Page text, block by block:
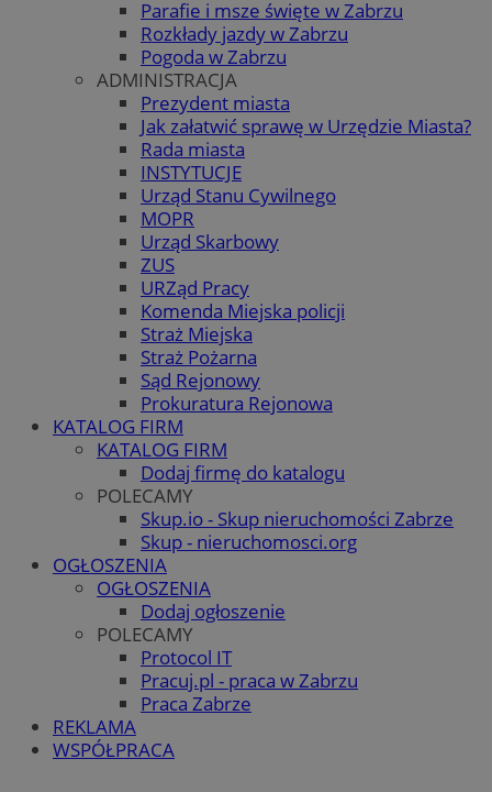
Parafie i msze święte w Zabrzu
Rozkłady jazdy w Zabrzu
Pogoda w Zabrzu
ADMINISTRACJA
Prezydent miasta
Jak załatwić sprawę w Urzędzie Miasta?
Rada miasta
INSTYTUCJE
Urząd Stanu Cywilnego
MOPR
Urząd Skarbowy
ZUS
URZąd Pracy
Komenda Miejska policji
Straż Miejska
Straż Pożarna
Sąd Rejonowy
Prokuratura Rejonowa
KATALOG FIRM
KATALOG FIRM
Dodaj firmę do katalogu
POLECAMY
Skup.io - Skup nieruchomości Zabrze
Skup - nieruchomosci.org
OGŁOSZENIA
OGŁOSZENIA
Dodaj ogłoszenie
POLECAMY
Protocol IT
Pracuj.pl - praca w Zabrzu
Praca Zabrze
REKLAMA
WSPÓŁPRACA